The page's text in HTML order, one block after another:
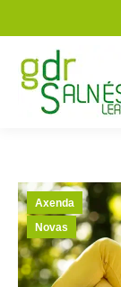
Axenda
Novas